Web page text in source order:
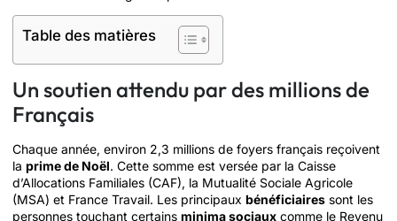
Table des matières
Un soutien attendu par des millions de
Français
Chaque année, environ 2,3 millions de foyers français reçoivent
la prime de Noël. Cette somme est versée par la Caisse
d’Allocations Familiales (CAF), la Mutualité Sociale Agricole
(MSA) et France Travail. Les principaux bénéficiaires sont les
personnes touchant certains minima sociaux comme le Revenu